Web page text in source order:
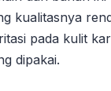
kualitasnya
pada kulit
dipakai.